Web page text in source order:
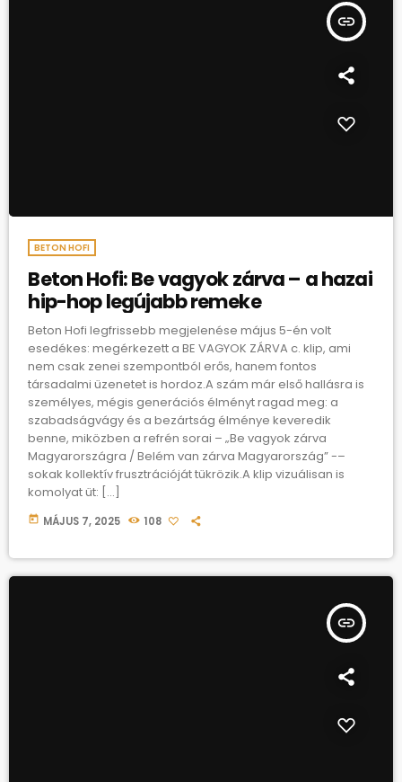
insert_link
BETON HOFI
Beton Hofi: Be vagyok zárva – a hazai
hip-hop legújabb remeke
Beton Hofi legfrissebb megjelenése május 5-én volt
esedékes: megérkezett a BE VAGYOK ZÁRVA c. klip, ami
nem csak zenei szempontból erős, hanem fontos
társadalmi üzenetet is hordoz.A szám már első hallásra is
személyes, mégis generációs élményt ragad meg: a
szabadságvágy és a bezártság élménye keveredik
benne, miközben a refrén sorai – „Be vagyok zárva
Magyarországra / Belém van zárva Magyarország” -–
sokak kollektív frusztrációját tükrözik.A klip vizuálisan is
komolyat üt: […]
today MÁJUS 7, 2025 108
insert_link